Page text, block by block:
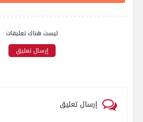
ليست هناك تعليقات
إرسال تعليق
إرسال تعليق